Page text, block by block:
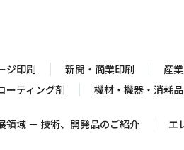
ジ印刷 新聞・商業印刷 産
ーティング剤
機材・機器・消耗品
領域 － 技術、開発品のご紹介 エ